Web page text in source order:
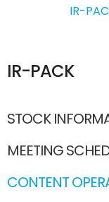
IR-
IR-PACK
STOCK
MEETING
CONTENT